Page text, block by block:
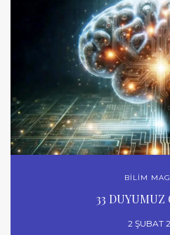
BİLİM
33 DUYUMUZ
2 ŞUBAT